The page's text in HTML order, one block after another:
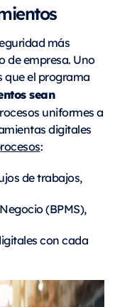
más
de empresa. Uno
que el programa
sean
uniformes a
digitales
:
de trabajos,
(BPMS),
con cada